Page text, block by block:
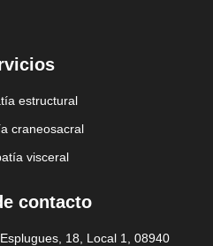
estructural
craneosacral
visceral
contacto
18, Local 1, 08940